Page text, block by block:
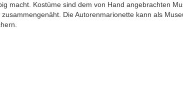
macht. Kostüme sind dem von Hand angebrachten
Die Autorenmarionette kann als